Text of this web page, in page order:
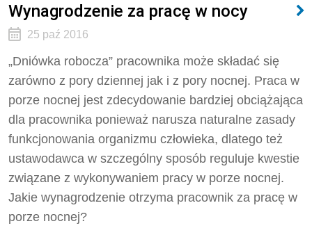
Wynagrodzenie za pracę w nocy
25 paź 2016
„Dniówka robocza” pracownika może składać się
zarówno z pory dziennej jak i z pory nocnej. Praca w
porze nocnej jest zdecydowanie bardziej obciążająca
dla pracownika ponieważ narusza naturalne zasady
funkcjonowania organizmu człowieka, dlatego też
ustawodawca w szczególny sposób reguluje kwestie
związane z wykonywaniem pracy w porze nocnej.
Jakie wynagrodzenie otrzyma pracownik za pracę w
porze nocnej?